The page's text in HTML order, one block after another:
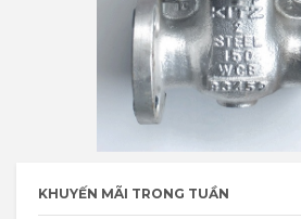
KHUYẾN MÃI TRONG TUẦN